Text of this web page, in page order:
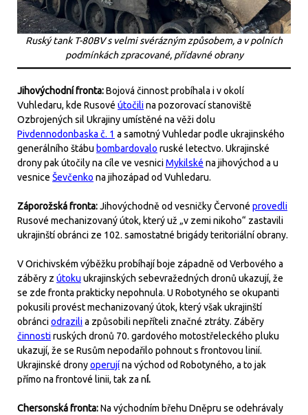
Ruský tank T-80BV s velmi svérázným způsobem, a v polních
podmínkách zpracované, přídavné obrany
Jihovýchodní fronta:Bojová činnost probíhala i v okolí
Vuhledaru, kde Rusové útočilina pozorovací stanoviště
Ozbrojených sil Ukrajiny umístěné na věži dolu
Pivdennodonbaska č. 1 a samotný Vuhledar podle ukrajinského
generálního štábu bombardovalo ruské letectvo. Ukrajinské
drony pak útočily na cíle ve vesniciMykilské na jihovýchod a u
vesnice Ševčenko na jihozápad od Vuhledaru.
Záporožská fronta:Jihovýchodně od vesničky Červoné provedli
Rusové mechanizovaný útok, který už „v zemi nikoho“ zastavili
ukrajinští obránci ze 102. samostatné brigády teritoriální obrany.
V Orichivském výběžku probíhají boje západně od Verbového a
záběry z útoku ukrajinských sebevražedných dronů ukazují, že
se zde fronta prakticky nepohnula. U Robotyného se okupanti
pokusili provést mechanizovaný útok, který však ukrajinští
obránciodrazilia způsobili nepříteli značné ztráty. Záběry
činnostiruských dronů 70. gardového motostřeleckého pluku
ukazují, že se Rusům nepodařilo pohnout s frontovou linií.
Ukrajinské dronyoperujína východ od Robotyného, a to jak
přímo na frontové linii, tak za ní.
Chersonská fronta:Na východním břehu Dněpru se odehrávaly